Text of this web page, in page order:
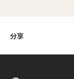
分享